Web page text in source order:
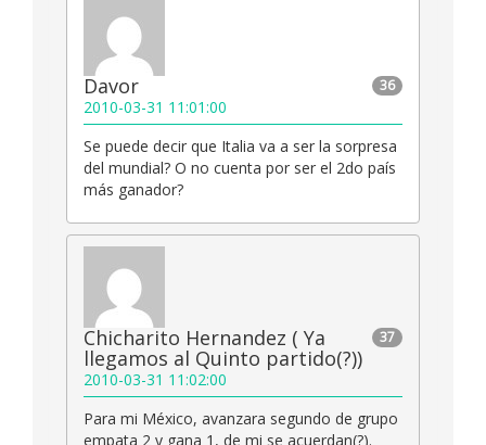
36
Davor
2010-03-31 11:01:00
Se puede decir que Italia va a ser la sorpresa
del mundial? O no cuenta por ser el 2do país
más ganador?
37
Chicharito Hernandez ( Ya
llegamos al Quinto partido(?))
2010-03-31 11:02:00
Para mi México, avanzara segundo de grupo
empata 2 y gana 1, de mi se acuerdan(?).